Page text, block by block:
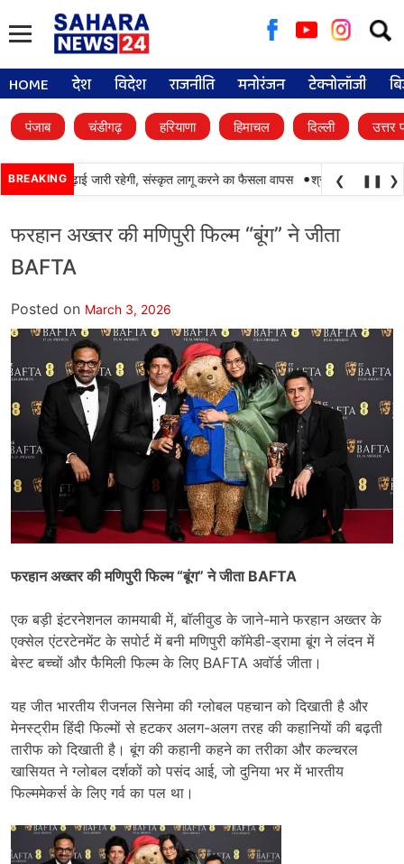
for:
HOME देश विदेश राजनीति मनोरंजन टेक्नोलॉजी
पंजाब चंडीगढ़ हरियाणा हिमाचल दिल्ली उत्तर
BREAKING
पंजाबी की पढ़ाई जारी रहेगी, संस्कृत लागू करने का फैसला वापस • श्री गुरु हरिकृष्ण
❮ ❚❚ ❯
फरहान अख्तर की मणिपुरी फिल्म “बूंग” ने जीता
BAFTA
Posted on March 3, 2026
फरहान अख्तर की मणिपुरी फिल्म “बूंग” ने जीता BAFTA
एक बड़ी इंटरनेशनल कामयाबी में, बॉलीवुड के जाने-माने फरहान अख्तर के
एक्सेल एंटरटेनमेंट के सपोर्ट में बनी मणिपुरी कॉमेडी-ड्रामा बूंग ने लंदन में
बेस्ट बच्चों और फैमिली फिल्म के लिए BAFTA अवॉर्ड जीता।
यह जीत भारतीय रीजनल सिनेमा की ग्लोबल पहचान को दिखाती है और
मेनस्ट्रीम हिंदी फिल्मों से हटकर अलग-अलग तरह की कहानियों की बढ़ती
तारीफ को दिखाती है। बूंग की कहानी कहने का तरीका और कल्चरल
खासियत ने ग्लोबल दर्शकों को पसंद आई, जो दुनिया भर में भारतीय
फिल्ममेकर्स के लिए गर्व का पल था।